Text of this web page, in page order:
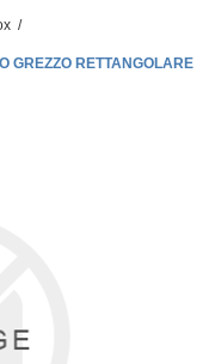
/
GREZZO RETTANGOLARE